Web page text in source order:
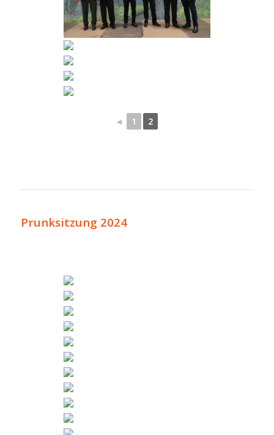
◄ 1 2
Prunksitzung 2024